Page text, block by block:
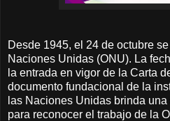
Desde 1945, el 24 de octubre
Naciones Unidas (ONU). La
la entrada en vigor de la Carta
documento fundacional de la
las Naciones Unidas brinda
para reconocer el trabajo de la